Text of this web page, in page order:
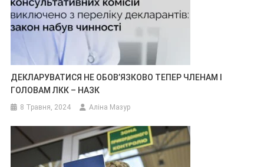
ДЕКЛАРУВАТИСЯ НЕ ОБОВ’ЯЗКОВО ТЕПЕР ЧЛЕНАМ І
ГОЛОВАМ ЛКК – НАЗК
8 Травня, 2024 Аліна Мазур